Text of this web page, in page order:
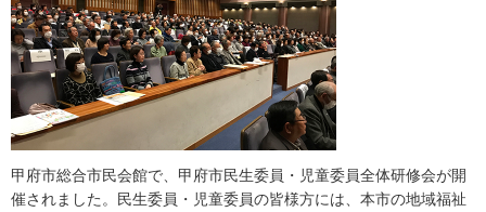
甲府市総合市民会館で、甲府市民生委員・児童委員全体研修会が開
催されました。民生委員・児童委員の皆様方には、本市の地域福祉